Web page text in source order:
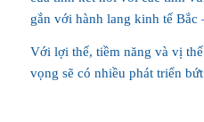
gắn với hành lang kinh tế Bắc
Với lợi thế, tiềm năng và vị
vọng sẽ có nhiều phát triển